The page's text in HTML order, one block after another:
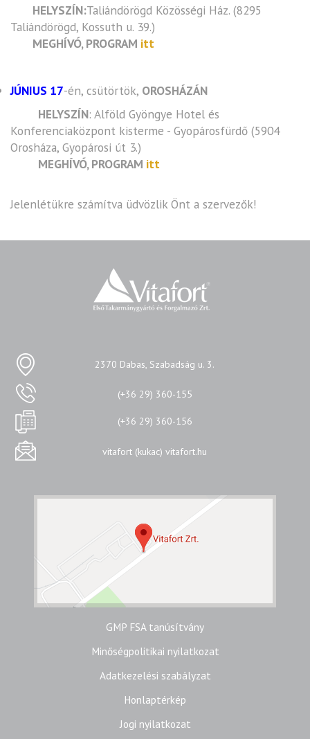
HELYSZÍN:Taliándörögd Közösségi Ház. (8295
Taliándörögd, Kossuth u. 39.)
MEGHÍVÓ, PROGRAM itt
JÚNIUS 17-én, csütörtök, OROSHÁZÁN
HELYSZÍN: Alföld Gyöngye Hotel és
Konferenciaközpont kisterme - Gyopárosfürdő (5904
Orosháza, Gyopárosi út 3.)
MEGHÍVÓ, PROGRAM itt
Jelenlétükre számítva üdvözlik Önt a szervezők!
2370 Dabas, Szabadság u. 3.
(+36 29) 360-155
(+36 29) 360-156
vitafort (kukac) vitafort.hu
GMP FSA tanúsítvány
Minőségpolitikai nyilatkozat
Adatkezelési szabályzat
Honlaptérkép
Jogi nyilatkozat